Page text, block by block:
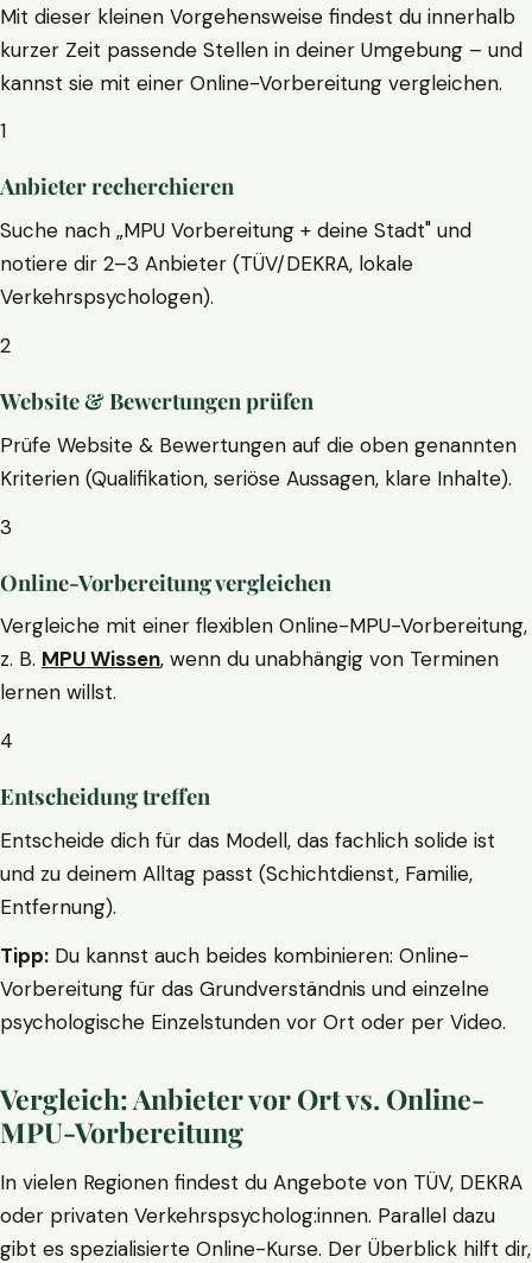
Mit dieser kleinen Vorgehensweise findest du innerhalb
kurzer Zeit passende Stellen in deiner Umgebung – und
kannst sie mit einer Online-Vorbereitung vergleichen.
1
Anbieter recherchieren
Suche nach „MPU Vorbereitung + deine Stadt" und
notiere dir 2–3 Anbieter (TÜV/DEKRA, lokale
Verkehrspsychologen).
2
Website & Bewertungen prüfen
Prüfe Website & Bewertungen auf die oben genannten
Kriterien (Qualifikation, seriöse Aussagen, klare Inhalte).
3
Online-Vorbereitung vergleichen
Vergleiche mit einer flexiblen Online-MPU-Vorbereitung,
z. B. MPU Wissen, wenn du unabhängig von Terminen
lernen willst.
4
Entscheidung treffen
Entscheide dich für das Modell, das fachlich solide ist
und zu deinem Alltag passt (Schichtdienst, Familie,
Entfernung).
Tipp: Du kannst auch beides kombinieren: Online-
Vorbereitung für das Grundverständnis und einzelne
psychologische Einzelstunden vor Ort oder per Video.
Vergleich: Anbieter vor Ort vs. Online-
MPU-Vorbereitung
In vielen Regionen findest du Angebote von TÜV, DEKRA
oder privaten Verkehrspsycholog:innen. Parallel dazu
gibt es spezialisierte Online-Kurse. Der Überblick hilft dir,